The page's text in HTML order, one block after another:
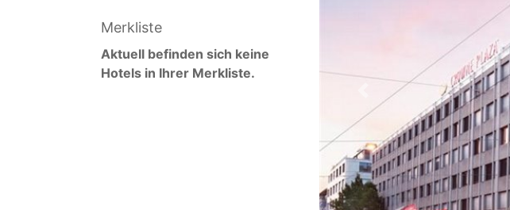
Merkliste
Aktuell befinden sich keine
Hotels in Ihrer Merkliste.
Zurück